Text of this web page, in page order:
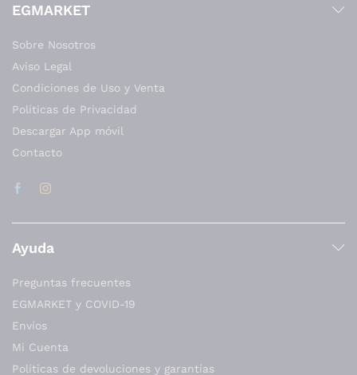
EGMARKET
Sobre Nosotros
Aviso Legal
Condiciones de Uso y Venta
Políticas de Privacidad
Descargar App móvil
Contacto
Ayuda
Preguntas frecuentes
EGMARKET y COVID-19
Envíos
Mi Cuenta
Políticas de devoluciones y garantías